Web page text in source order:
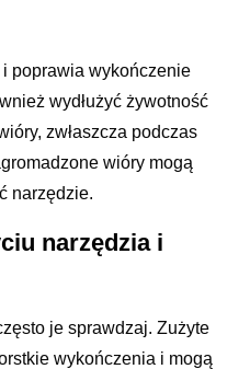
i poprawia wykończenie
wydłużyć żywotność
zwłaszcza podczas
wióry mogą
narzędzie.
narzędzia i
je sprawdzaj. Zużyte
wykończenia i mogą